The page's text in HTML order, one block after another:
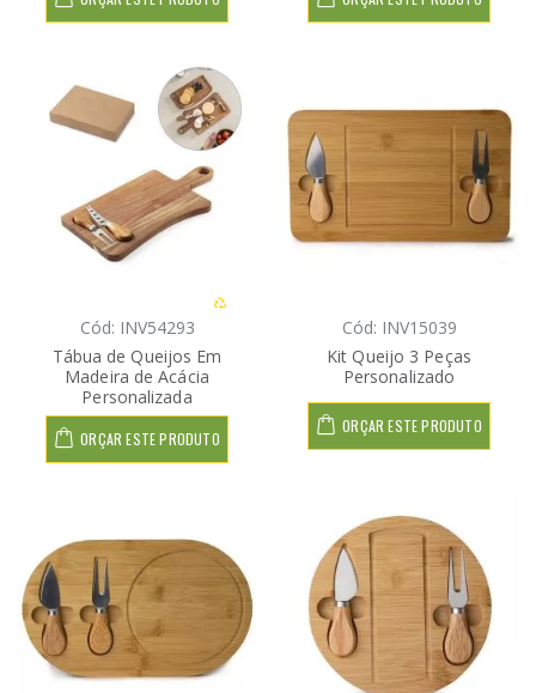
Cód: INV54293
Tábua de Queijos Em
Madeira de Acácia
Personalizada
ORÇAR ESTE PRODUTO
Cód: INV15039
Kit Queijo 3 Peças
Personalizado
ORÇAR ESTE PRODUTO